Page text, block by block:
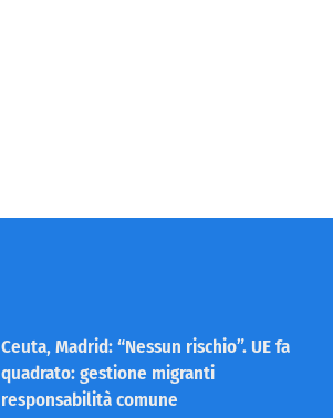
Ceuta, Madrid: “Nessun rischio”. UE fa
quadrato: gestione migranti
responsabilità comune